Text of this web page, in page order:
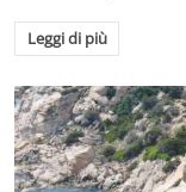
Leggi di più